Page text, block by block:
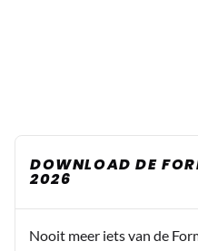
DOWNLOAD DE
2026
Nooit meer iets van de